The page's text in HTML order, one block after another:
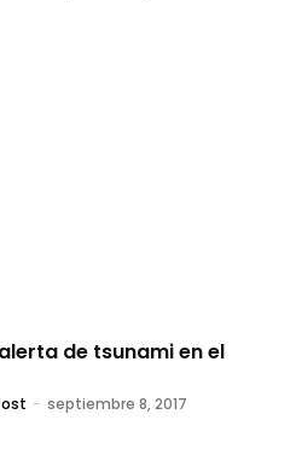
de tsunami en el
- septiembre 8, 2017